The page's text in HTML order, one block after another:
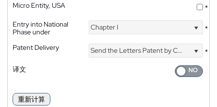
Micro Entity, USA
*
Entry into National
Phase under
Chapter I *
Patent Delivery Send the Letters Patent by Courier
*
译文
重新计算